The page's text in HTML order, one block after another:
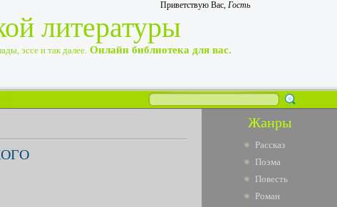
Приветствую Вас, Гость
литературы
эссе и так далее. Онлайн библиотека для вас.
Жанры
Рассказ
Поэма
Повесть
Роман